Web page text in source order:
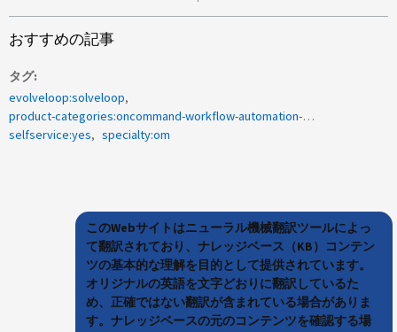
おすすめの記事
タグ
evolveloop:solveloop
product-categories:oncommand-workflow-automation-wfa
selfservice:yes
specialty:om
このWebサイトはニューラル機械翻訳ツールによっ
て翻訳されており、ナレッジベース（KB）コンテン
ツの基本的な理解を目的として提供されています。
オリジナルの英語を文字どおりに翻訳しているた
め、正確ではない翻訳が含まれている場合がありま
す。ナレッジベースの元のコンテンツを確認する場